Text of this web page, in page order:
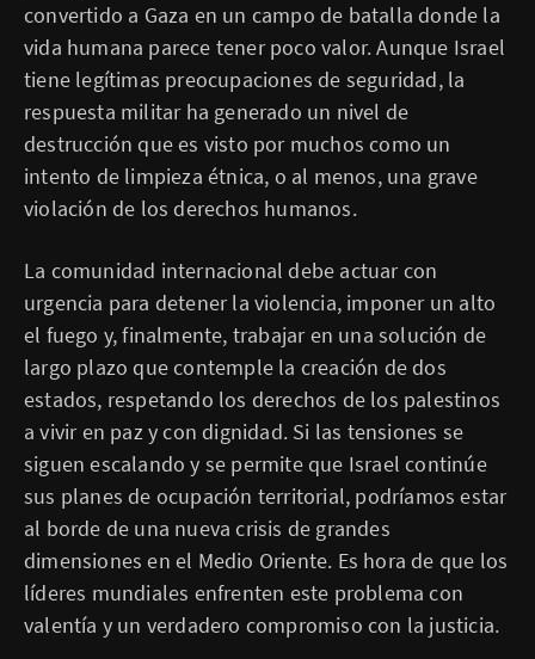
convertido a Gaza en un campo de batalla donde la
vida humana parece tener poco valor. Aunque Israel
tiene legítimas preocupaciones de seguridad, la
respuesta militar ha generado un nivel de
destrucción que es visto por muchos como un
intento de limpieza étnica, o al menos, una grave
violación de los derechos humanos.
La comunidad internacional debe actuar con
urgencia para detener la violencia, imponer un alto
el fuego y, finalmente, trabajar en una solución de
largo plazo que contemple la creación de dos
estados, respetando los derechos de los palestinos
a vivir en paz y con dignidad. Si las tensiones se
siguen escalando y se permite que Israel continúe
sus planes de ocupación territorial, podríamos estar
al borde de una nueva crisis de grandes
dimensiones en el Medio Oriente. Es hora de que los
líderes mundiales enfrenten este problema con
valentía y un verdadero compromiso con la justicia.